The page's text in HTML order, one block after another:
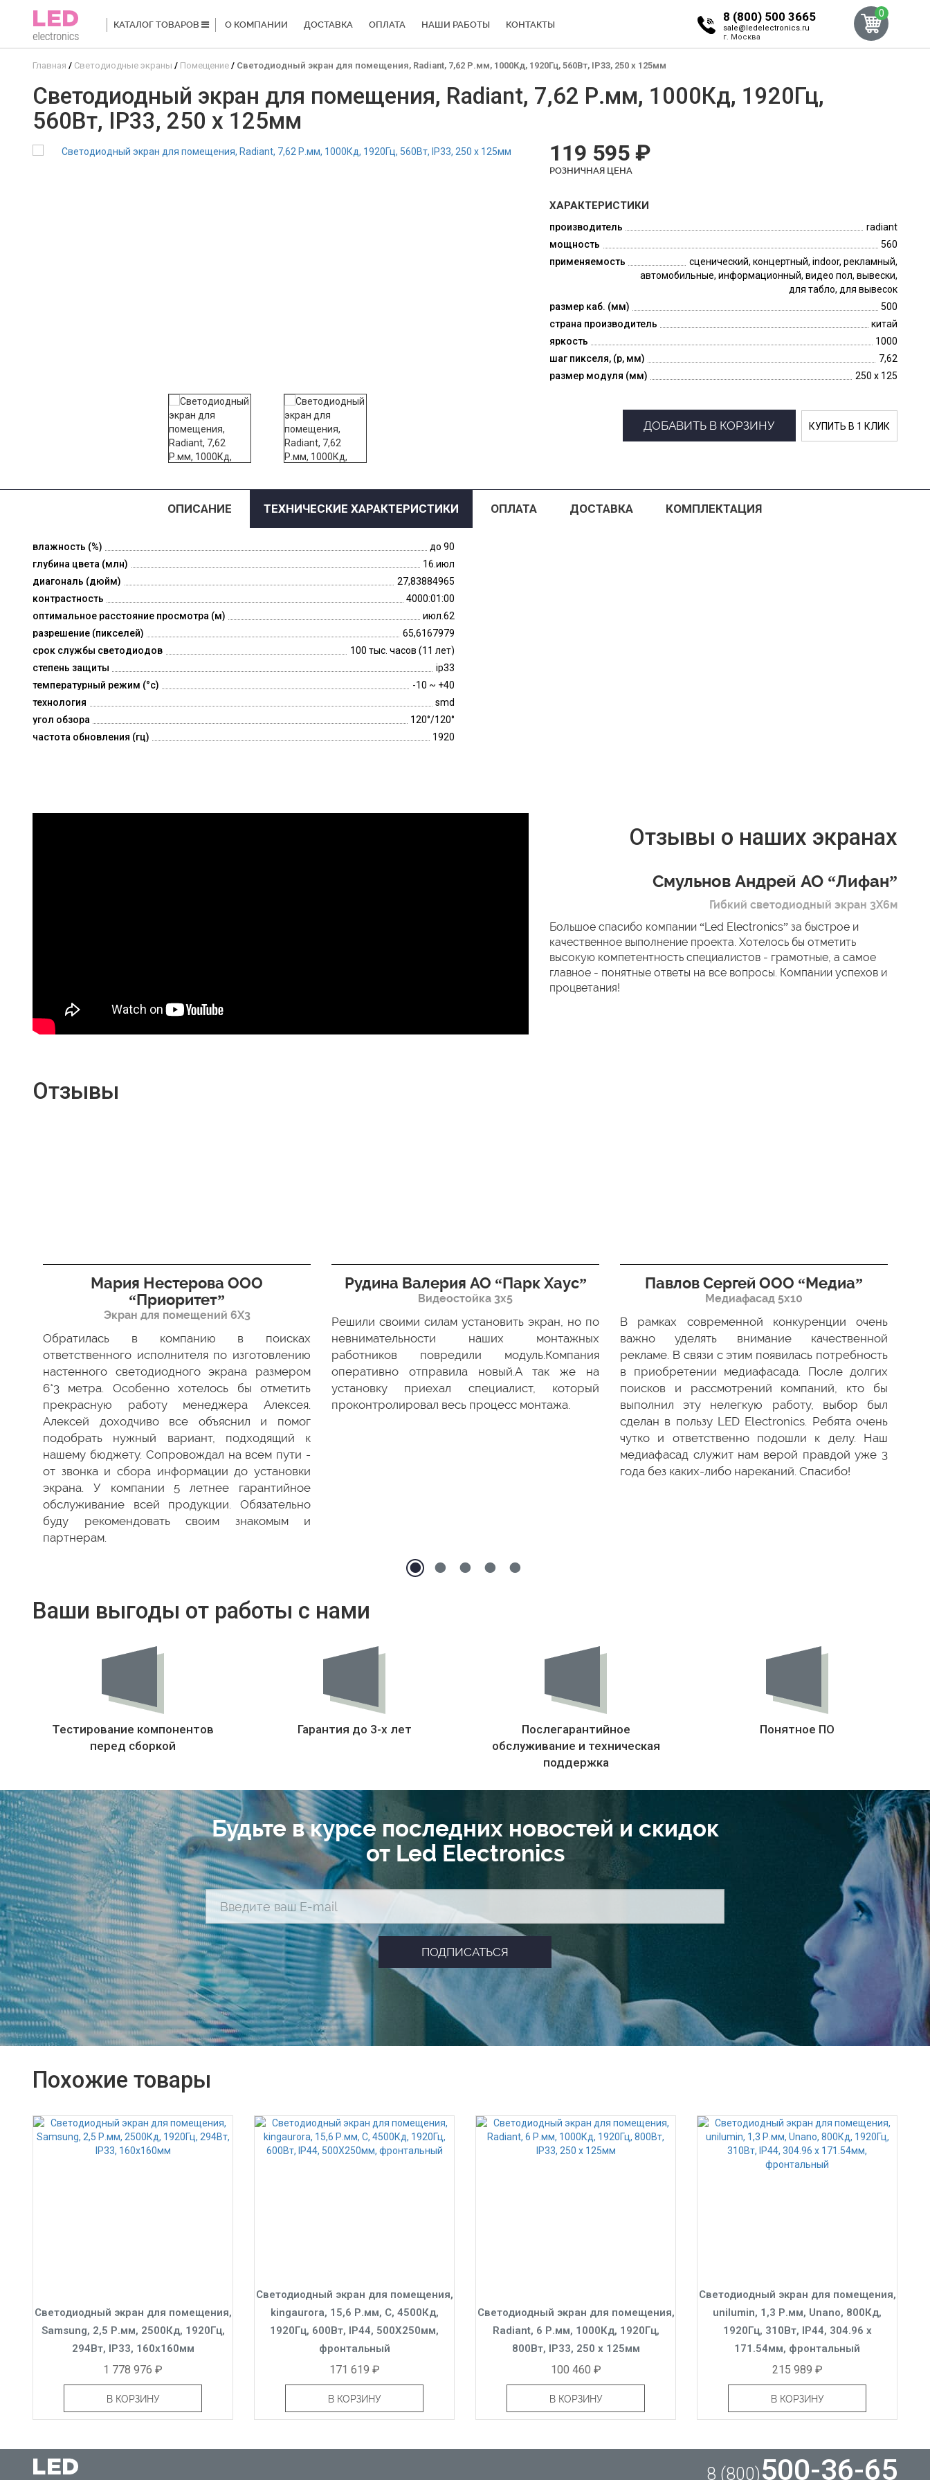
КАТАЛОГ ТОВАРОВ О КОМПАНИИ ДОСТАВКА ОПЛАТА НАШИ РАБОТЫ КОНТАКТЫ
8 (800) 500 3665
sale@ledelectronics.ru
г. Москва
0
Главная Светодиодные экраны Помещение Светодиодный экран для помещения, Radiant, 7,62 Р.мм, 1000Кд, 1920Гц, 560Вт, IP33, 250 x 125мм
Светодиодный экран для помещения, Radiant, 7,62 Р.мм, 1000Кд, 1920Гц,
560Вт, IP33, 250 x 125мм
119 595 ₽
РОЗНИЧНАЯ ЦЕНА
ХАРАКТЕРИСТИКИ
производитель
radiant
мощность
560
применяемость
сценический, концертный, indoor, рекламный,
автомобильные, информационный, видео пол, вывески,
для табло, для вывесок
размер каб. (мм)
500
страна производитель
китай
яркость
1000
шаг пикселя, (p, мм)
7,62
размер модуля (мм)
250 x 125
ДОБАВИТЬ В КОРЗИНУ КУПИТЬ В 1 КЛИК
ОПИСАНИЕ ТЕХНИЧЕСКИЕ ХАРАКТЕРИСТИКИ ОПЛАТА ДОСТАВКА КОМПЛЕКТАЦИЯ
влажность (%)
до 90
глубина цвета (млн)
16.июл
диагональ (дюйм)
27,83884965
контрастность
4000:01:00
оптимальное расстояние просмотра (м)
июл.62
разрешение (пикселей)
65,6167979
срок службы светодиодов
100 тыс. часов (11 лет)
степень защиты
ip33
температурный режим (°c)
-10 ~ +40
технология
smd
угол обзора
120°/120°
частота обновления (гц)
1920
Отзывы о наших экранах
Смульнов Андрей АО “Лифан”
Гибкий светодиодный экран 3Х6м
Большое спасибо компании “Led Electronics” за быстрое и
качественное выполнение проекта. Хотелось бы отметить
высокую компетентность специалистов - грамотные, а самое
главное - понятные ответы на все вопросы. Компании успехов и
процветания!
Отзывы
Мария Нестерова ООО
“Приоритет”
Экран для помещений 6Х3
Обратилась в компанию в поисках
ответственного исполнителя по изготовлению
настенного светодиодного экрана размером
6*3 метра. Особенно хотелось бы отметить
прекрасную работу менеджера Алексея.
Алексей доходчиво все объяснил и помог
подобрать нужный вариант, подходящий к
нашему бюджету. Сопровождал на всем пути -
от звонка и сбора информации до установки
экрана. У компании 5 летнее гарантийное
обслуживание всей продукции. Обязательно
буду рекомендовать своим знакомым и
партнерам.
Рудина Валерия АО “Парк Хаус”
Видеостойка 3х5
Решили своими силам установить экран, но по
невнимательности наших монтажных
работников повредили модуль.Компания
оперативно отправила новый.А так же на
установку приехал специалист, который
проконтролировал весь процесс монтажа.
Павлов Сергей ООО “Медиа”
Медиафасад 5х10
В рамках современной конкуренции очень
важно уделять внимание качественной
рекламе. В связи с этим появилась потребность
в приобретении медиафасада. После долгих
поисков и рассмотрений компаний, кто бы
выполнил эту нелегкую работу, выбор был
сделан в пользу LED Electronics. Ребята очень
чутко и ответственно подошли к делу. Наш
медиафасад служит нам верой правдой уже 3
года без каких-либо нареканий. Спасибо!
Ваши выгоды от работы с нами
Тестирование компонентов
перед сборкой
Гарантия до 3-х лет
Послегарантийное
обслуживание и техническая
поддержка
Понятное ПО
Будьте в курсе последних новостей и скидок
от Led Electronics
Похожие товары
Светодиодный экран для помещения,
Samsung, 2,5 Р.мм, 2500Кд, 1920Гц,
294Вт, IP33, 160x160мм
1 778 976 ₽
В КОРЗИНУ
Светодиодный экран для помещения,
kingaurora, 15,6 Р.мм, C, 4500Кд,
1920Гц, 600Вт, IP44, 500X250мм,
фронтальный
171 619 ₽
В КОРЗИНУ
Светодиодный экран для помещения,
Radiant, 6 Р.мм, 1000Кд, 1920Гц,
800Вт, IP33, 250 x 125мм
100 460 ₽
В КОРЗИНУ
Светодиодный экран для помещения,
unilumin, 1,3 Р.мм, Unano, 800Кд,
1920Гц, 310Вт, IP44, 304.96 x
171.54мм, фронтальный
215 989 ₽
В КОРЗИНУ
8 (800)500-36-65